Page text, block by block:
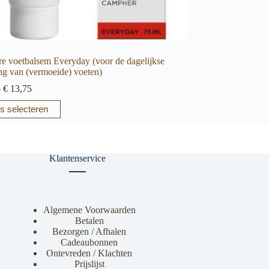
voetbalsem Everyday (voor de dagelijkse
van (vermoeide) voeten)
€13,75Prijsklasse:
€ 10,25
tot
€ 13,75
selecteren
Klantenservice
Algemene Voorwaarden
Betalen
Bezorgen / Afhalen
Cadeaubonnen
Ontevreden / Klachten
Prijslijst